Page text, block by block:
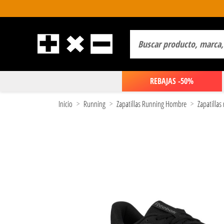
REBAJAS -50%
Inicio Running Zapatillas Running Hombre